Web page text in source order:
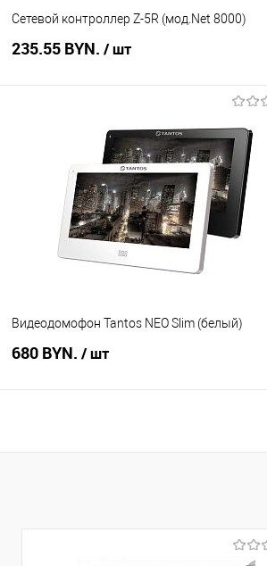
Сетевой контроллер Z-5R (мод.Net 8000)
235.55 BYN. / шт
Купить в 1 клик
Сравнение
В избранное
В наличии
Видеодомофон Tantos NEO Slim (белый)
680 BYN. / шт